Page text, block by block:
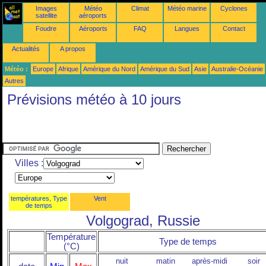
Images
satellite
Météo
aéroports
Climat Météo marine Cyclones
Foudre Aéroports FAQ Langues Contact
Actualités A propos
Météo : Europe Afrique Amérique du Nord Amérique du Sud Asie
Australie-Océanie
Autres
Prévisions météo à 10 jours
Villes :
températures, Type
de temps
Vent
Volgograd, Russie
Température
(°C)
Type de temps
nuit matin après-midi
soir